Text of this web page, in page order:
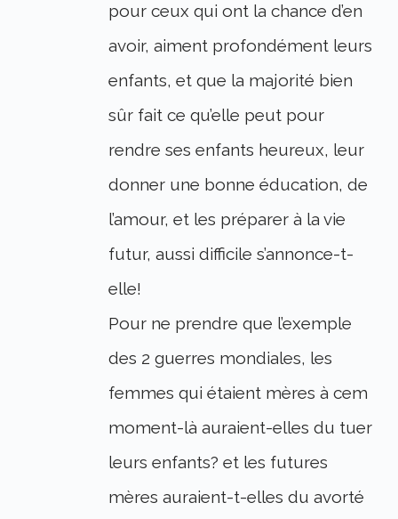
pour ceux qui ont la chance d’en
avoir, aiment profondément leurs
enfants, et que la majorité bien
sûr fait ce qu’elle peut pour
rendre ses enfants heureux, leur
donner une bonne éducation, de
l’amour, et les préparer à la vie
futur, aussi difficile s’annonce-t-
elle!
Pour ne prendre que l’exemple
des 2 guerres mondiales, les
femmes qui étaient mères à cem
moment-là auraient-elles du tuer
leurs enfants? et les futures
mères auraient-t-elles du avorté